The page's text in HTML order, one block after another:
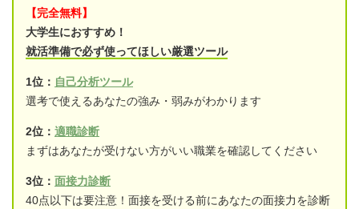
【完全無料】
大学生におすすめ！
就活準備で必ず使ってほしい厳選ツール
1位： 自己分析ツール
選考で使えるあなたの強み・弱みがわかります
2位： 適職診断
まずはあなたが受けない方がいい職業を確認してください
3位： 面接力診断
40点以下は要注意！面接を受ける前にあなたの面接力を診断